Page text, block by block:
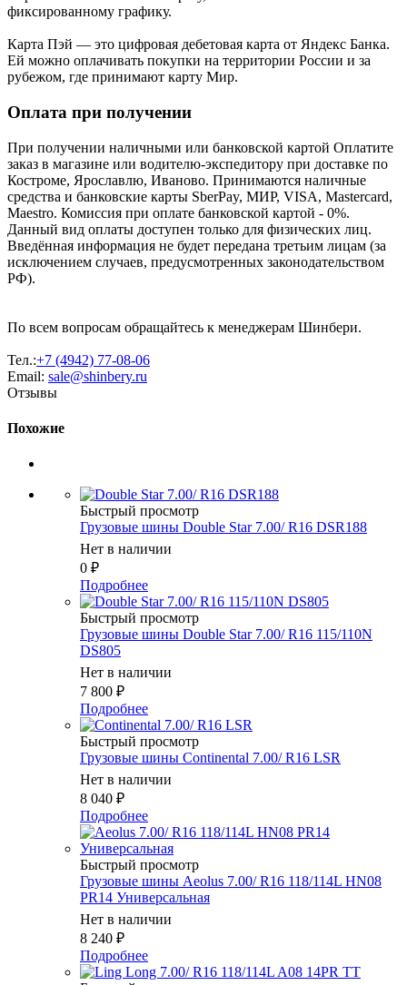
фиксированному графику.
Карта Пэй — это цифровая дебетовая карта от Яндекс Банка.
Ей можно оплачивать покупки на территории России и за
рубежом, где принимают карту Мир.
Оплата при получении
При получении наличными или банковской картой Оплатите
заказ в магазине или водителю-экспедитору при доставке по
Костроме, Ярославлю, Иваново. Принимаются наличные
средства и банковские карты SberPay, МИР, VISA, Mastercard,
Maestro. Комиссия при оплате банковской картой - 0%.
Данный вид оплаты доступен только для физических лиц.
Введённая информация не будет передана третьим лицам (за
исключением случаев, предусмотренных законодательством
РФ).
По всем вопросам обращайтесь к менеджерам Шинбери.
Тел.:+7 (4942) 77-08-06
Email: sale@shinbery.ru
Отзывы
Похожие
Быстрый просмотр
Грузовые шины Double Star 7.00/ R16 DSR188
Нет в наличии
0 ₽
Подробнее
Быстрый просмотр
Грузовые шины Double Star 7.00/ R16 115/110N
DS805
Нет в наличии
7 800 ₽
Подробнее
Быстрый просмотр
Грузовые шины Continental 7.00/ R16 LSR
Нет в наличии
8 040 ₽
Подробнее
Быстрый просмотр
Грузовые шины Aeolus 7.00/ R16 118/114L HN08
PR14 Универсальная
Нет в наличии
8 240 ₽
Подробнее